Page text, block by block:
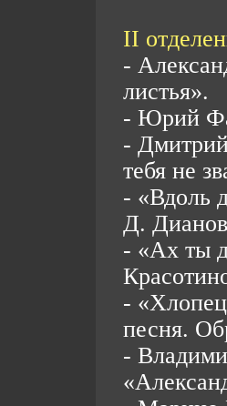
II
-
листья».
- Юрий
-
тебя не
- «Вдоль
Д.
- «Ах ты
-
песня.
-